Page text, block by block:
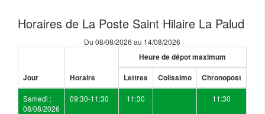
Horaires de La Poste Saint Hilaire La Palud
Du 08/08/2026 au 14/08/2026
Jour Horaire
Heure de dépot maximum
Lettres Colissimo Chronopost
Samedi :
08/08/2026
09:30-11:30 11:30 11:30